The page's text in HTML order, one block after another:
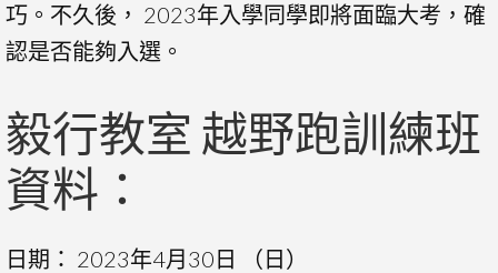
巧。不久後， 2023年入學同學即將面臨大考，確
認是否能夠入選。
毅行教室 越野跑訓練班
資料：
日期： 2023年4月30日 （日）